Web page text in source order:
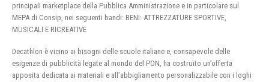
principali marketplace della Pubblica Amministrazione e in particolare sul
MEPA di Consip, nei seguenti bandi: BENI: ATTREZZATURE SPORTIVE,
MUSICALI E RICREATIVE
Decathlon è vicino ai bisogni delle scuole italiane e, consapevole delle
esigenze di pubblicità legate al mondo del PON, ha costruito un’offerta
apposita dedicata ai materiali e all’abbigliamento personalizzabile con i loghi